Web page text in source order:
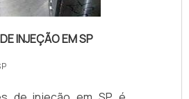
INJEÇÃO EM SP